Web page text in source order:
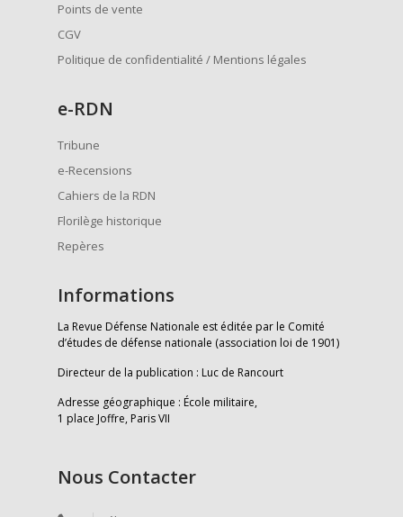
Points de vente
CGV
Politique de confidentialité / Mentions légales
e-RDN
Tribune
e-Recensions
Cahiers de la RDN
Florilège historique
Repères
Informations
La Revue Défense Nationale est éditée par le Comité
d’études de défense nationale (association loi de 1901)
Directeur de la publication : Luc de Rancourt
Adresse géographique : École militaire,
1 place Joffre, Paris VII
Nous Contacter